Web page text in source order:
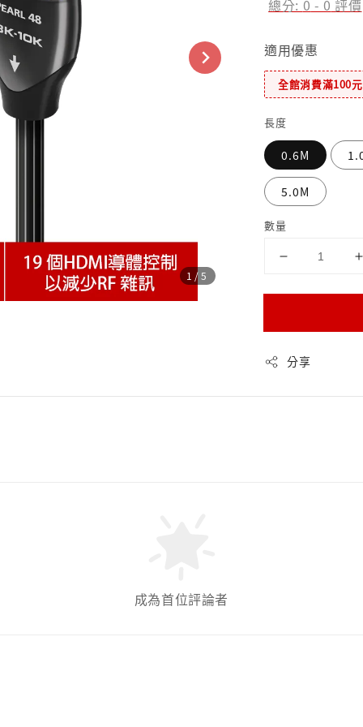
1 /5
總分: 0 - 0 評價
適用優惠
全館消費滿100
長度
0.6M
5.0M
數量
分享
成為首位評論者